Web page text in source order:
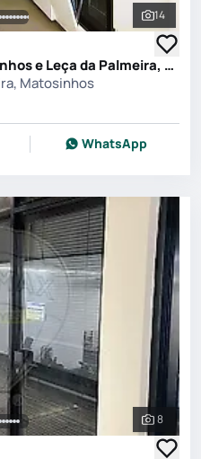
Ver
14
Apartamento T3 em Matosinhos e Leça da Palmeira, Matosinhos
Matosinhos
WhatsApp
Ver
8